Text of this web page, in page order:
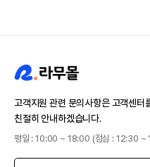
고객지원 관련 문의사항은 고객센터
친절히 안내하겠습니다.
평일 : 10:00 ~ 18:00 (점심 : 12:30 ~